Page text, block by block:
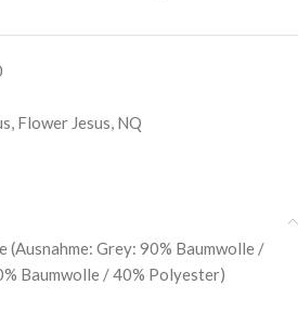
, Flower Jesus, NQ
Grey: 90% Baumwolle /
Baumwolle / 40% Polyester)